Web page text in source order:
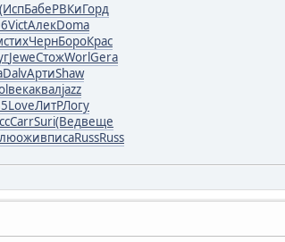
(ИспБабеРВКиГорд
VictАлекDoma
стихЧернБороКрас
JeweСтожWorlGera
DalvАртиShaw
векаквалjazz
LoveЛитРЛогу
CarrSuri(Ведвеще
оживписаRussRuss